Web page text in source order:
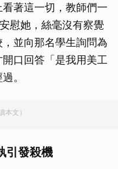
著這一切，教師們一
慰她，絲毫沒有察覺
並向那名學生詢問為
口回答「是我用美工
。
本文）
引發殺機